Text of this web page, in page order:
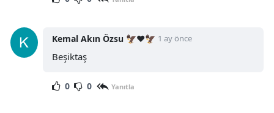
Kemal Akın Özsu 🦅❤️🦅 1 ay önce
Beşiktaş
0 0 Yanıtla